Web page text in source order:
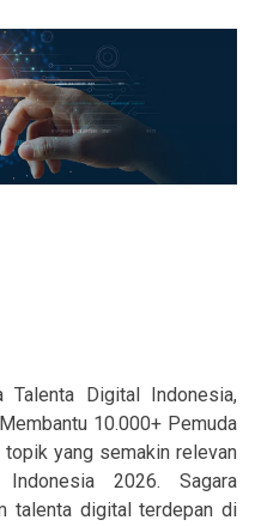
Talenta Digital Indonesia,
10.000+ Pemuda
yang semakin relevan
2026. Sagara
talenta digital terdepan di